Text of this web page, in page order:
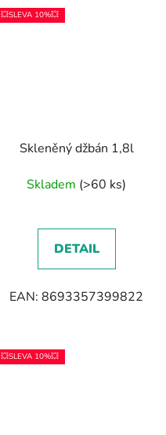
💥SLEVA 10%💥
Skleněný džbán 1,8l
Skladem (>60 ks)
DETAIL
EAN: 8693357399822
💥SLEVA 10%💥